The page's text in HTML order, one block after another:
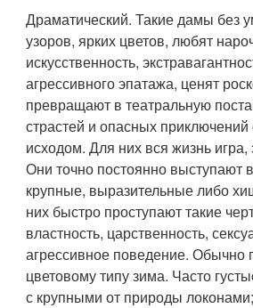
Драматический. Такие дамы без
узоров, ярких цветов, любят
искусственность,
агрессивного эпатажа, ценят
превращают в театральную
страстей и опасных
исходом. Для них вся жизнь игра,
Они точно постоянно выступают
крупные, выразительные либо
них быстро проступают такие
властность, царственность,
агрессивное поведение. Обычно
цветовому типу зима. Часто
с крупными от природы локонами;